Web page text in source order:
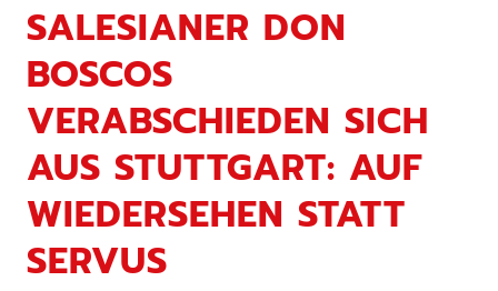
SALESIANER DON
BOSCOS
VERABSCHIEDEN SICH
AUS STUTTGART: AUF
WIEDERSEHEN STATT
SERVUS